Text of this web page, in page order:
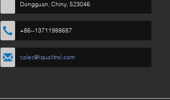
Dongguan, Chiny, 523046
+86--13711988687
sales@iqualitrol.com